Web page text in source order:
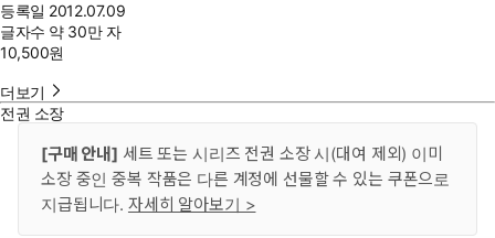
등록일 2012.07.09
글자수 약 30만 자
10,500원
더보기
전권 소장
[구매 안내] 세트 또는 시리즈 전권 소장 시(대여 제외) 이미
소장 중인 중복 작품은 다른 계정에 선물할 수 있는 쿠폰으로
지급됩니다. 자세히 알아보기 >